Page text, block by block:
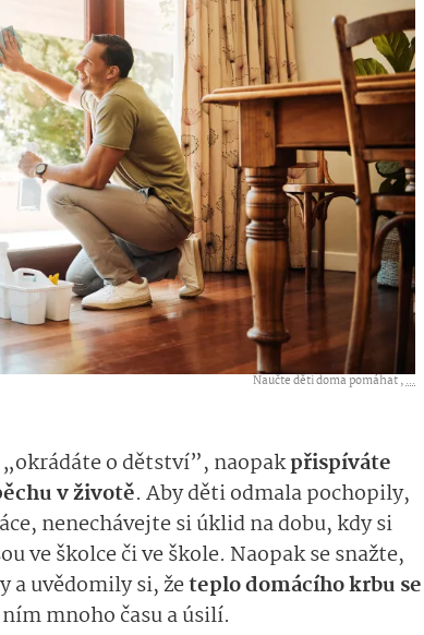
Naučte děti doma pomáhat ,...
o dětství”, naopakpřispíváte
v životě. Aby děti odmala pochopily,
nenechávejte si úklid na dobu, kdy si
ve školce či ve škole. Naopak se snažte,
a uvědomily si, žeteplo domácího krbu se
mnoho času a úsilí.